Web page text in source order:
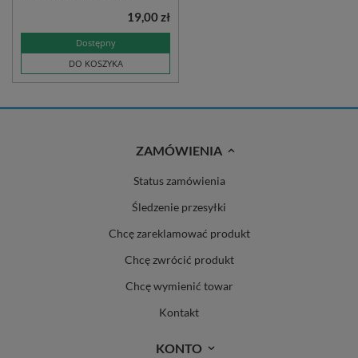
Dostępny
DO KOSZYKA
19,00 zł
ZAMÓWIENIA
Status zamówienia
Śledzenie przesyłki
Chcę zareklamować produkt
Chcę zwrócić produkt
Chcę wymienić towar
Kontakt
KONTO